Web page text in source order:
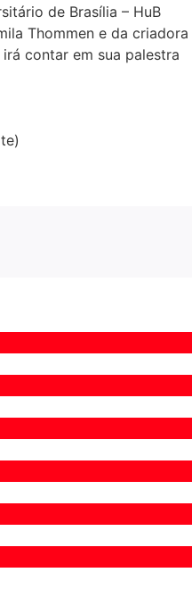
de Brasília – HuB
Thommen e da criadora
contar em sua palestra